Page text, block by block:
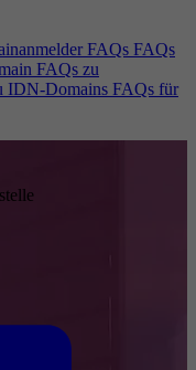
FAQs FAQs
FAQs zu
IDN-Domains FAQs für